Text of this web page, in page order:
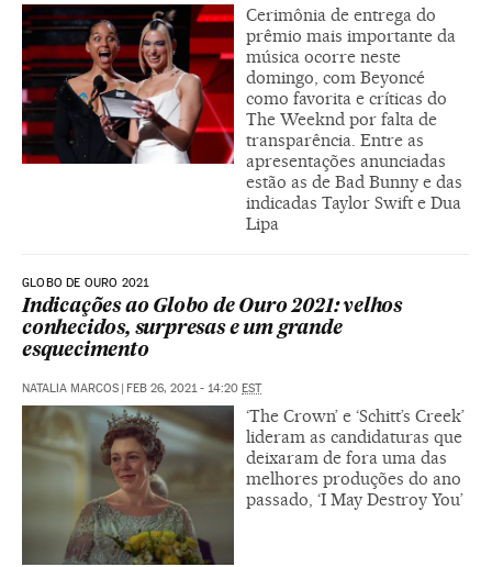
Cerimônia de entrega do
prêmio mais importante da
música ocorre neste
domingo, com Beyoncé
como favorita e críticas do
The Weeknd por falta de
transparência. Entre as
apresentações anunciadas
estão as de Bad Bunny e das
indicadas Taylor Swift e Dua
Lipa
GLOBO DE OURO 2021
Indicações ao Globo de Ouro 2021: velhos
conhecidos, surpresas e um grande
esquecimento
NATALIA MARCOS | FEB 26, 2021 - 14:20 EST
‘The Crown’ e ‘Schitt’s Creek’
lideram as candidaturas que
deixaram de fora uma das
melhores produções do ano
passado, ‘I May Destroy You’